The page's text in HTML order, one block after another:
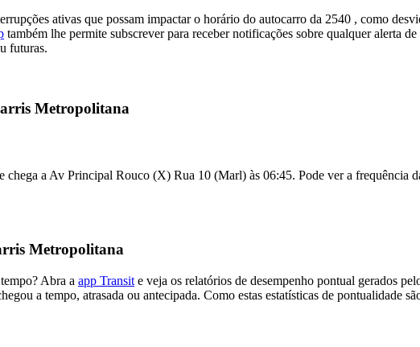
ativas que possam impactar o horário do autocarro da 2540 , como
também lhe permite subscrever para receber notificações sobre qualquer alerta
futuras.
Metropolitana
a Av Principal Rouco (X) Rua 10 (Marl) às 06:45. Pode ver a frequência
Metropolitana
Abra a app Transit e veja os relatórios de desempenho pontual gerados
a tempo, atrasada ou antecipada. Como estas estatísticas de pontualidade